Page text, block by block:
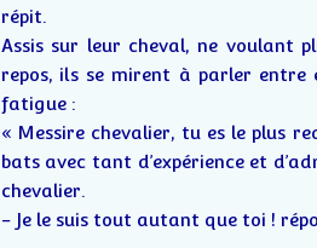
répit.
Assis sur leur cheval, ne voulant
repos, ils se mirent à parler entre
fatigue :
« Messire chevalier, tu es le plus
bats avec tant d’expérience et
chevalier.
- Je le suis tout autant que toi !